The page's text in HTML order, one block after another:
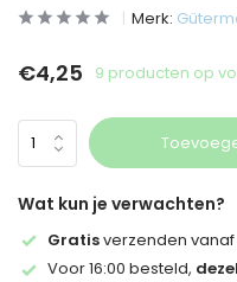
Merk:
€4,25 9 producten op
Wat kun je verwachten?
Gratisverzenden
Voor 16:00 besteld,